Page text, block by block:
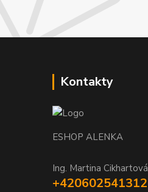
Kontakty
ESHOP ALENKA
Ing. Martina Cikhartová
+420602541312